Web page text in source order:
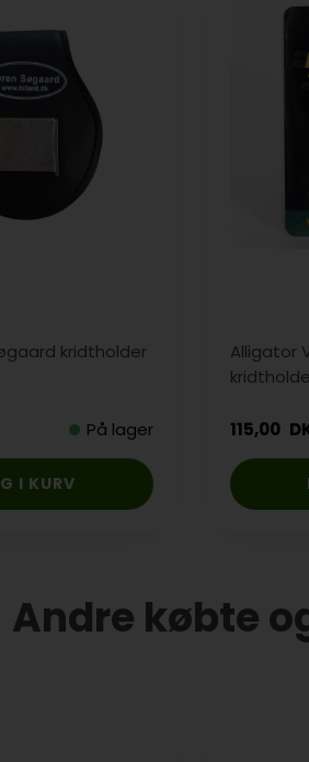
kridtholder
På lager
Alligator
115,00
Andre købte